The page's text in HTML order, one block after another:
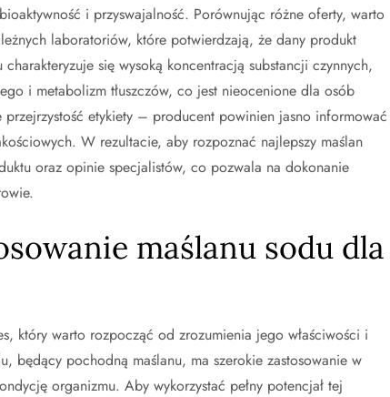
i przyswajalność. Porównując różne oferty, warto
laboratoriów, które potwierdzają, że dany produkt
się wysoką koncentracją substancji czynnych,
i metabolizm tłuszczów, co jest nieocenione dla osób
etykiety – producent powinien jasno informować
W rezultacie, aby rozpoznać najlepszy maślan
oraz opinie specjalistów, co pozwala na dokonanie
maślanu sodu dla
który warto rozpocząć od zrozumienia jego właściwości i
będący pochodną maślanu, ma szerokie zastosowanie w
organizmu. Aby wykorzystać pełny potencjał tej